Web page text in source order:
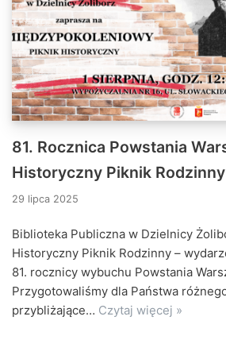
81. Rocznica Powstania
Historyczny Piknik Rodzinny
29 lipca 2025
Biblioteka Publiczna w Dzielnicy
Historyczny Piknik Rodzinny –
81. rocznicy wybuchu Powstania
Przygotowaliśmy dla Państwa
przybliżające… Czytaj więcej »